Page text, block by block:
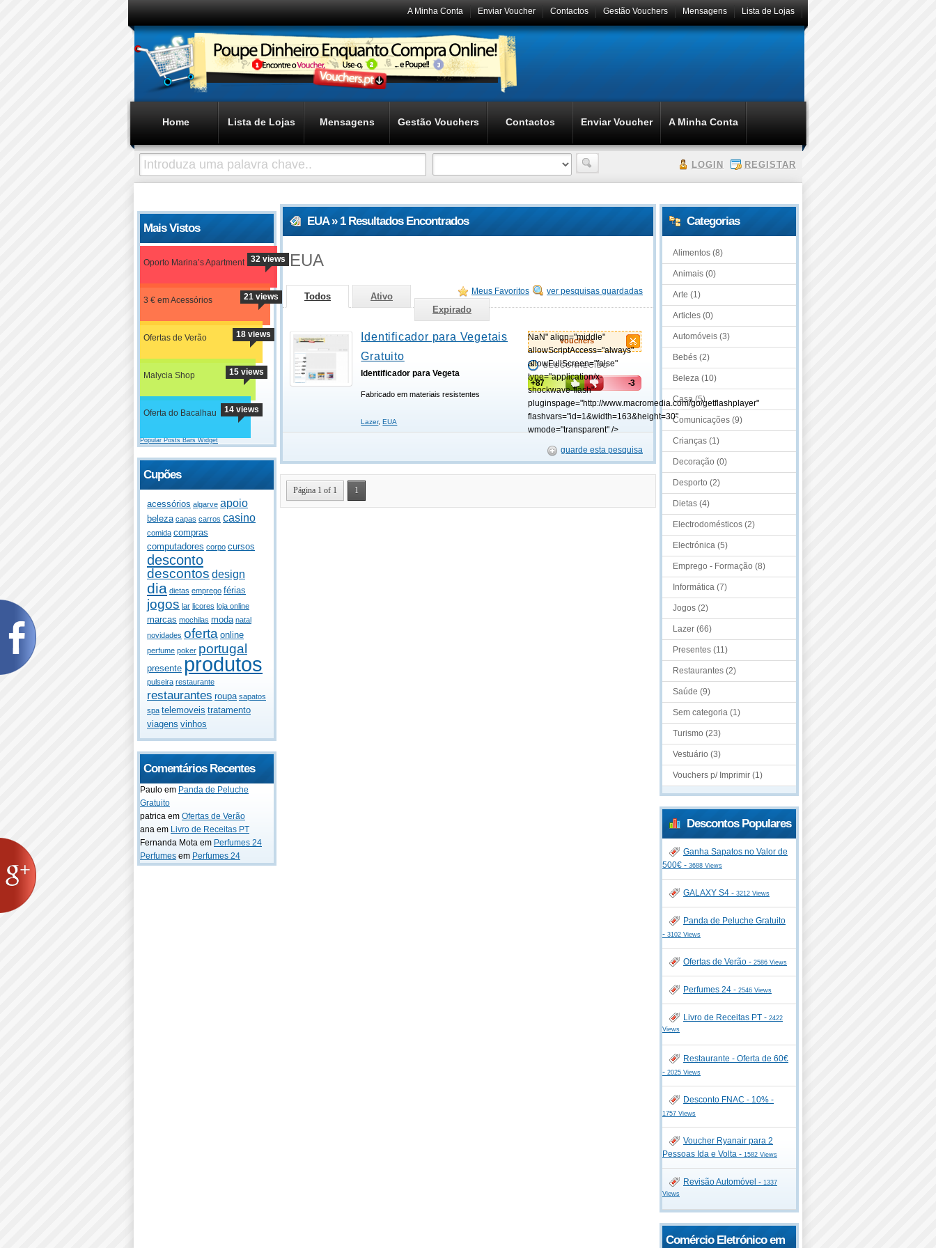
Lista de Lojas
Mensagens
Gestão Vouchers
Contactos
Enviar Voucher
A Minha Conta
Home Lista de Lojas Mensagens Gestão Vouchers Contactos Enviar Voucher A Minha Conta
LOGIN REGISTAR
Mais Vistos
Oporto Marina’s Apartment 32 views
3 € em Acessórios 21 views
Ofertas de Verão 18 views
Malycia Shop 15 views
Oferta do Bacalhau 14 views
Popular Posts Bars Widget
Cupões
acessórios algarve apoio
beleza capas carros casino
comida compras
computadores corpo cursos
desconto
descontos design
dia dietas emprego férias
jogos lar licores loja online
marcas mochilas moda natal
novidades oferta online
perfume poker portugal
presente produtos
pulseira restaurante
restaurantes roupa sapatos
spa telemoveis tratamento
viagens vinhos
Comentários Recentes
Paulo em Panda de Peluche
Gratuito
patrica em Ofertas de Verão
ana em Livro de Receitas PT
Fernanda Mota em Perfumes 24
Perfumes em Perfumes 24
EUA » 1 Resultados Encontrados
EUA
ver pesquisas guardadas
Meus Favoritos
Todos
Ativo
Expirado
vouchers
NaN" align="middle"
allowScriptAccess="always"
allowFullScreen="false"
type="application/x-
shockwave-flash"
pluginspage="http://www.macromedia.com/go/getflashplayer"
flashvars="id=1&width=163&height=30"
wmode="transparent" />
DESCONHECIDO
+87 -3
Identificador para Vegetais
Gratuito
Identificador para Vegeta
Fabricado em materiais resistentes
Lazer,EUA
guarde esta pesquisa
Página 1 of 1 1
Categorias
Alimentos (8)
Animais (0)
Arte (1)
Articles (0)
Automóveis (3)
Bebés (2)
Beleza (10)
Casa (5)
Comunicações (9)
Crianças (1)
Decoração (0)
Desporto (2)
Dietas (4)
Electrodomésticos (2)
Electrónica (5)
Emprego - Formação (8)
Informática (7)
Jogos (2)
Lazer (66)
Presentes (11)
Restaurantes (2)
Saúde (9)
Sem categoria (1)
Turismo (23)
Vestuário (3)
Vouchers p/ Imprimir (1)
Descontos Populares
Ganha Sapatos no Valor de
500€ - 3688 Views
GALAXY S4 - 3212 Views
Panda de Peluche Gratuito
- 3102 Views
Ofertas de Verão - 2586 Views
Perfumes 24 - 2546 Views
Livro de Receitas PT - 2422
Views
Restaurante - Oferta de 60€
- 2025 Views
Desconto FNAC - 10% -
1757 Views
Voucher Ryanair para 2
Pessoas Ida e Volta - 1582 Views
Revisão Automóvel - 1337
Views
Comércio Eletrónico em